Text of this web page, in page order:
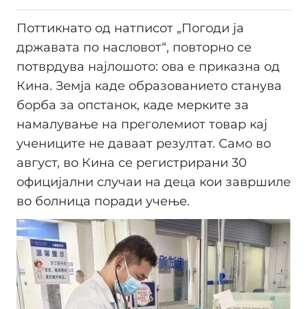
Поттикнато од натписот „Погоди ја
државата по насловот“, повторно се
потврдува најлошото: ова е приказна од
Кина. Земја каде образованието станува
борба за опстанок, каде мерките за
намалување на преголемиот товар кај
учениците не даваат резултат. Само во
август, во Кина се регистрирани 30
официјални случаи на деца кои завршиле
во болница поради учење.